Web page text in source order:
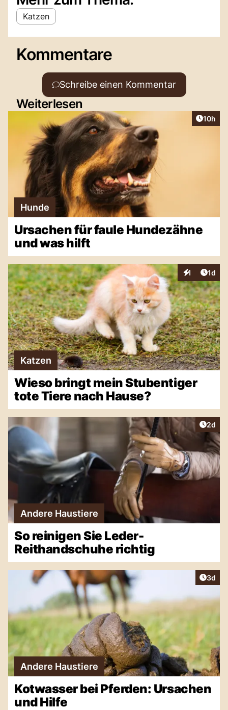
Katzen
Kommentare
Schreibe einen Kommentar
Weiterlesen
Artikel
10h
Hunde
Ursachen für faule Hundezähne
und was hilft
1
Interaktionen
1d
Katzen
Wieso bringt mein Stubentiger
tote Tiere nach Hause?
2d
Andere Haustiere
So reinigen Sie Leder-
Reithandschuhe richtig
3d
Andere Haustiere
Kotwasser bei Pferden: Ursachen
und Hilfe